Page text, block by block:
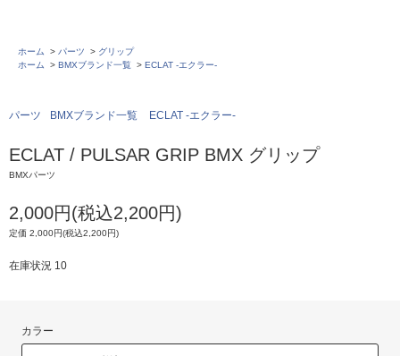
ホーム > パーツ > グリップ
ホーム
> BMXブランド一覧 > ECLAT -エクラー-
パーツ BMXブランド一覧 ECLAT -エクラー-
ECLAT / PULSAR GRIP BMX グリップ
BMXパーツ
2,000円(税込2,200円)
定価 2,000円(税込2,200円)
在庫状況 10
カラー